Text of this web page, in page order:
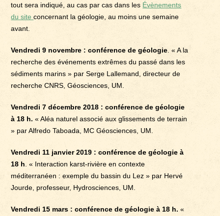
tout sera indiqué, au cas par cas dans les Évènements
du siteconcernant la géologie, au moins une semaine
avant.
Vendredi 9 novembre : conférence de géologie . « A la
recherche des événements extrêmes du passé dans les
sédiments marins » par Serge Lallemand, directeur de
recherche CNRS, Géosciences, UM.
Vendredi 7 décembre 2018 : conférence de géologie
à 18 h. « Aléa naturel associé aux glissements de terrain
» par Alfredo Taboada, MC Géosciences, UM.
Vendredi 11 janvier 2019 : conférence de géologie à
18 h . « Interaction karst-rivière en contexte
méditerranéen : exemple du bassin du Lez » par Hervé
Jourde, professeur, Hydrosciences, UM.
Vendredi 15 mars : conférence de géologie à 18 h. «